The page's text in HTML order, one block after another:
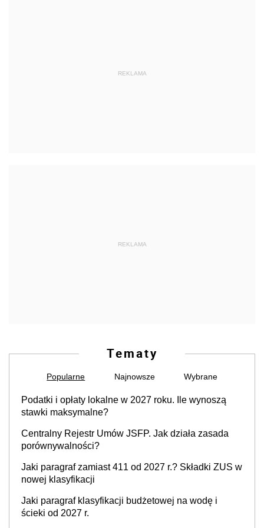
REKLAMA
REKLAMA
Tematy
Popularne Najnowsze Wybrane
Podatki i opłaty lokalne w 2027 roku. Ile wynoszą
stawki maksymalne?
Centralny Rejestr Umów JSFP. Jak działa zasada
porównywalności?
Jaki paragraf zamiast 411 od 2027 r.? Składki ZUS w
nowej klasyfikacji
Jaki paragraf klasyfikacji budżetowej na wodę i
ścieki od 2027 r.